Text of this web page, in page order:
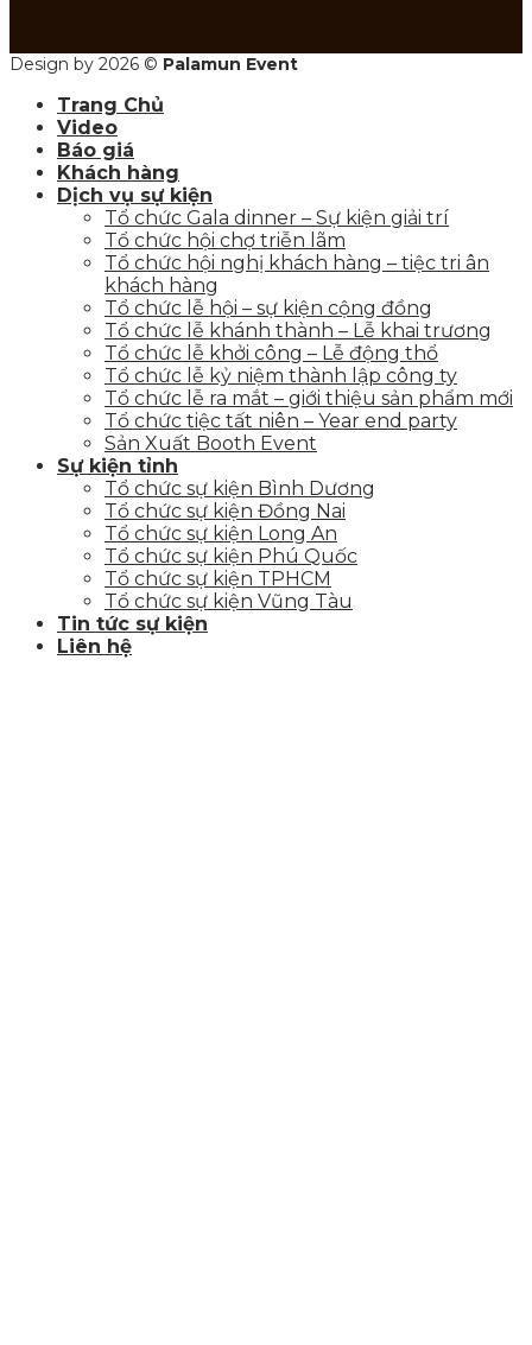
Design by 2026 © Palamun Event
Trang Chủ
Video
Báo giá
Khách hàng
Dịch vụ sự kiện
Tổ chức Gala dinner – Sự kiện giải trí
Tổ chức hội chợ triễn lãm
Tổ chức hội nghị khách hàng – tiệc tri ân
khách hàng
Tổ chức lễ hội – sự kiện cộng đồng
Tổ chức lễ khánh thành – Lễ khai trương
Tổ chức lễ khởi công – Lễ động thổ
Tổ chức lễ kỷ niệm thành lập công ty
Tổ chức lễ ra mắt – giới thiệu sản phẩm mới
Tổ chức tiệc tất niên – Year end party
Sản Xuất Booth Event
Sự kiện tỉnh
Tổ chức sự kiện Bình Dương
Tổ chức sự kiện Đồng Nai
Tổ chức sự kiện Long An
Tổ chức sự kiện Phú Quốc
Tổ chức sự kiện TPHCM
Tổ chức sự kiện Vũng Tàu
Tin tức sự kiện
Liên hệ